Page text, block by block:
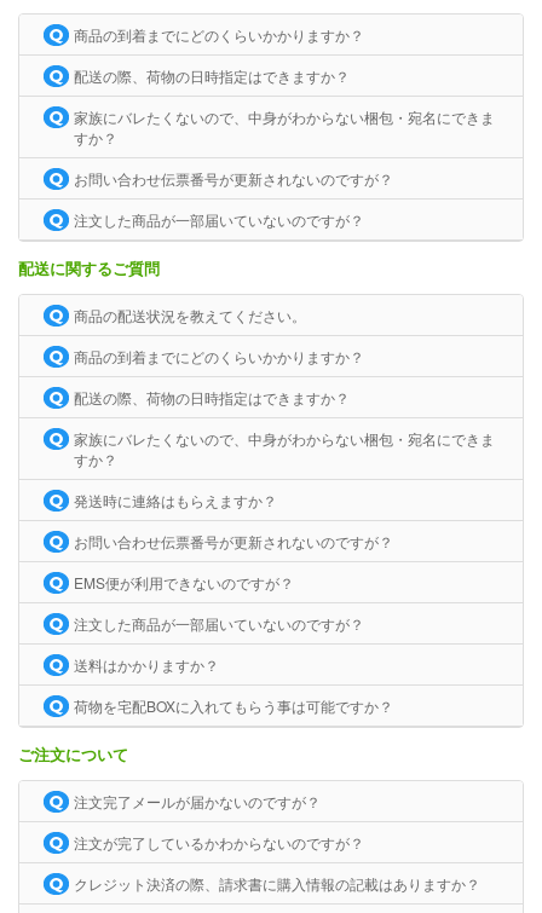
商品の到着までにどのくらいかかりますか？
配送の際、荷物の日時指定はできますか？
家族にバレたくないので、中身がわからない梱包・宛名にできま
すか？
お問い合わせ伝票番号が更新されないのですが？
注文した商品が一部届いていないのですが？
配送に関するご質問
商品の配送状況を教えてください。
商品の到着までにどのくらいかかりますか？
配送の際、荷物の日時指定はできますか？
家族にバレたくないので、中身がわからない梱包・宛名にできま
すか？
発送時に連絡はもらえますか？
お問い合わせ伝票番号が更新されないのですが？
EMS便が利用できないのですが？
注文した商品が一部届いていないのですが？
送料はかかりますか？
荷物を宅配BOXに入れてもらう事は可能ですか？
ご注文について
注文完了メールが届かないのですが？
注文が完了しているかわからないのですが？
クレジット決済の際、請求書に購入情報の記載はありますか？